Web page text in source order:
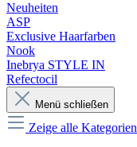
Neuheiten
ASP
Exclusive Haarfarben
Nook
Inebrya STYLE IN
Refectocil
Menü schließen
Zeige alle Kategorien